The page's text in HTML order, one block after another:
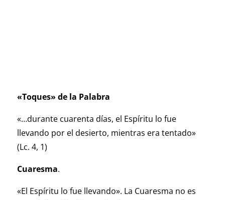
«Toques» de la Palabra
«…durante cuarenta días, el Espíritu lo fue
llevando por el desierto, mientras era tentado»
(Lc. 4, 1)
Cuaresma.
«El Espíritu lo fue llevando». La Cuaresma no es